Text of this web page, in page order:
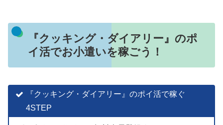
『クッキング・ダイアリー』のポ
イ活でお小遣いを稼ごう！
『クッキング・ダイアリー』のポイ活で稼ぐ
4STEP